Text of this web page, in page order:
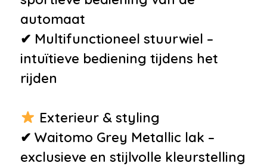
•Rijstrooksensor met correctie
•Roetfilter
Ruitensproeiers/wisserbladen
verwarmbaar
•Zomerbanden
automaat
✔ Multifunctioneel stuurwiel –
intuïtieve bediening tijdens het
rijden
Exterieur & styling
✔ Waitomo Grey Metallic lak –
exclusieve en stijlvolle kleurstelling